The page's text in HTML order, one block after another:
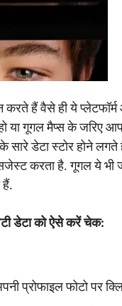
हैं वैसे ही ये
या गूगल मैप्स के जरिए
सारे डेटा स्टोर होने
करता है. गूगल ये भी
डेटा को ऐसे करें चेक:
प्रोफाइल फोटो पर